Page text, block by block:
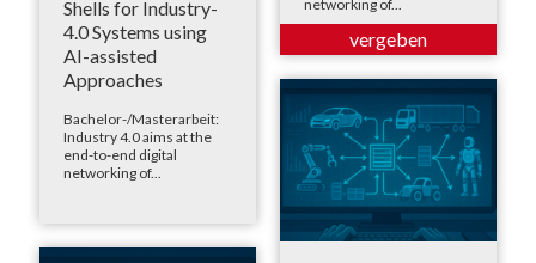
networking of...
Shells for Industry-
4.0 Systems using
AI-assisted
Approaches
Bachelor-/Masterarbeit:
Industry 4.0 aims at the
end-to-end digital
networking of...